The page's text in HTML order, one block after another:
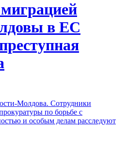
в ЕС
Молдова. Сотрудники
по борьбе с
и особым делам расследуют